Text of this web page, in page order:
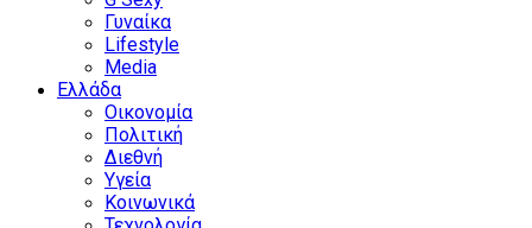
Γυναίκα
Lifestyle
Media
Ελλάδα
Οικονομία
Πολιτική
Διεθνή
Υγεία
Κοινωνικά